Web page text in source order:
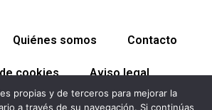
Quiénes somos Contacto
cookies Aviso legal
propias y de terceros para mejorar la
a través de su navegación. Si continúas